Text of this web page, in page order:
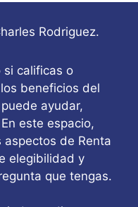
Rodriguez.
si calificas o
beneficios del
ayudar,
este espacio,
de Renta
elegibilidad y
que tengas.